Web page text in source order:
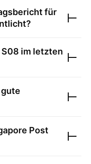
für
S08 im letzten
Post